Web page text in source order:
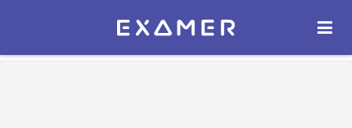
Экзамер — ЕГЭ 2027
ОТКРЫТЬ